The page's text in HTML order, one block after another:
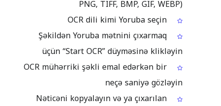
PNG, TIFF, BMP, GIF, WEBP)
Şəkildən Yoruba mətnini çıxarmaq
üçün “Start OCR” düyməsinə klikləyin
OCR mühərriki şəkli emal edərkən bir
neçə saniyə gözləyin
Nəticəni kopyalayın və ya çıxarılan